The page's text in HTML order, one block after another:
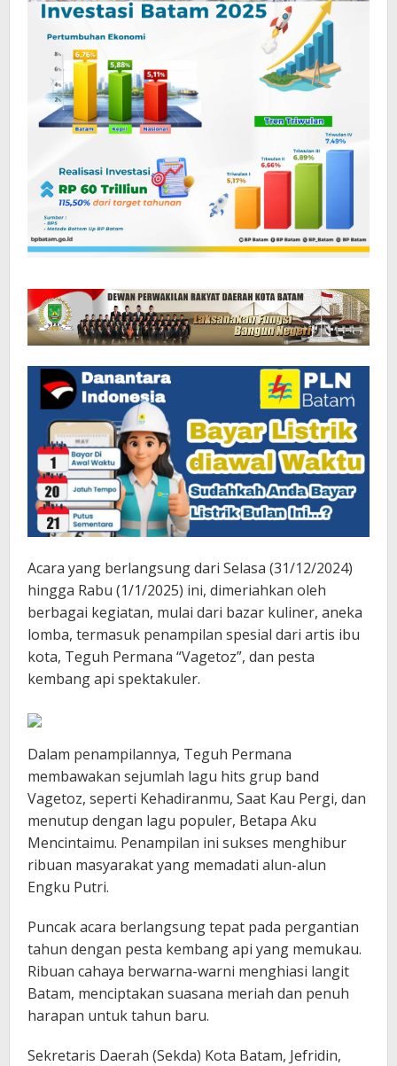
Acara yang berlangsung dari Selasa (31/12/2024)
hingga Rabu (1/1/2025) ini, dimeriahkan oleh
berbagai kegiatan, mulai dari bazar kuliner, aneka
lomba, termasuk penampilan spesial dari artis ibu
kota, Teguh Permana “Vagetoz”, dan pesta
kembang api spektakuler.
Dalam penampilannya, Teguh Permana
membawakan sejumlah lagu hits grup band
Vagetoz, seperti Kehadiranmu, Saat Kau Pergi, dan
menutup dengan lagu populer, Betapa Aku
Mencintaimu. Penampilan ini sukses menghibur
ribuan masyarakat yang memadati alun-alun
Engku Putri.
Puncak acara berlangsung tepat pada pergantian
tahun dengan pesta kembang api yang memukau.
Ribuan cahaya berwarna-warni menghiasi langit
Batam, menciptakan suasana meriah dan penuh
harapan untuk tahun baru.
Sekretaris Daerah (Sekda) Kota Batam, Jefridin,